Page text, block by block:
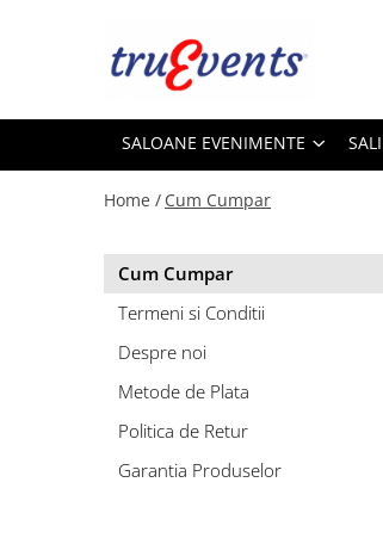
Saloane Evenimente
Plastic
Mese pliabile evenimente
Dreptunghiulare
Sali Conferinte & Training
Pliabile
Suprapozabile
Mese tip desk
Carucioare
SALOANE EVENIMENTE
Home / Cum Cumpar
Cum Cumpar
Termeni si Conditii
Despre noi
Metode de Plata
Politica de Retur
Garantia Produselor